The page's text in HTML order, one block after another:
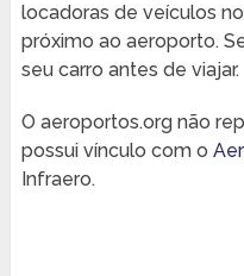
locadoras de veículos
próximo ao aeroporto.
seu carro antes de viajar.
O aeroportos.org não
possui vínculo com o
Infraero.